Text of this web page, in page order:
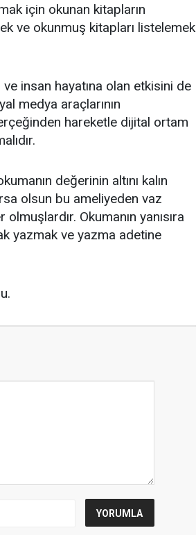
için okunan kitapların
ve okunmuş kitapları listelemek
insan hayatına olan etkisini de
medya araçlarının
hareketle dijital ortam
değerinin altını kalın
olsun bu ameliyeden vaz
Okumanın yanısıra
yazmak ve yazma adetine